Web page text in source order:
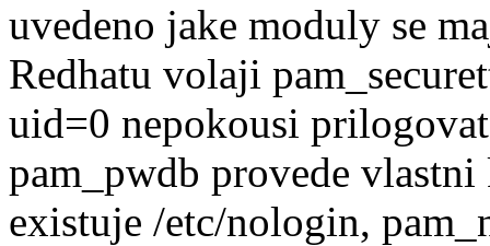
uvedeno jake moduly se
Redhatu volaji
uid=0 nepokousi
pam_pwdb provede
existuje /etc/nologin,